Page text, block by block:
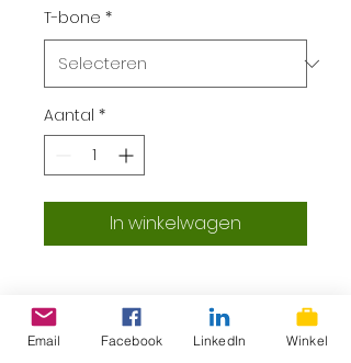
T-bone *
Aantal *
In winkelwagen
Email Facebook LinkedIn Winkel